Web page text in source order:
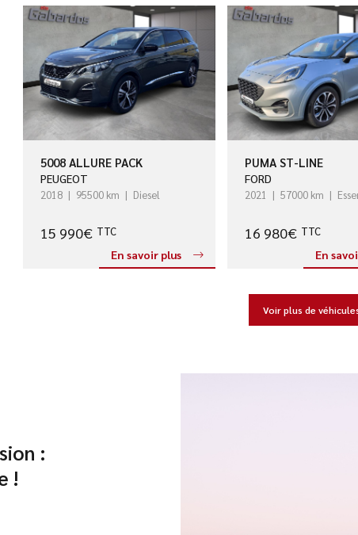
5008 ALLURE PACK
PEUGEOT
2018 95500 km Diesel
15 990€ TTC
En savoir plus
PUMA ST-LINE
FORD
2021 57000 km
16 980€ TTC
En
Voir plus de
:
!